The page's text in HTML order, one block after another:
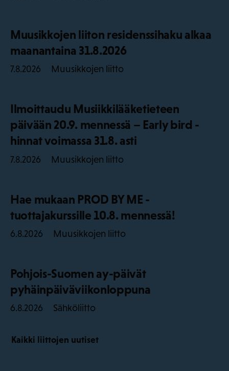
Muusikkojen liiton residenssihaku alkaa
maanantaina 31.8.2026
7.8.2026 Muusikkojen liitto
Ilmoittaudu Musiikkilääketieteen
päivään 20.9. mennessä – Early bird -
hinnat voimassa 31.8. asti
7.8.2026 Muusikkojen liitto
Hae mukaan PROD BY ME -
tuottajakurssille 10.8. mennessä!
6.8.2026 Muusikkojen liitto
Pohjois-Suomen ay-päivät
pyhäinpäiväviikonloppuna
6.8.2026 Sähköliitto
Kaikki liittojen uutiset